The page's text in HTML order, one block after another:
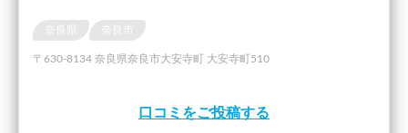
奈良県 奈良市
〒630-8134 奈良県奈良市大安寺町 大安寺町510
口コミをご投稿する